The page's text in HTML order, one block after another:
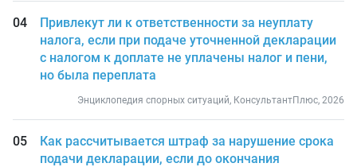
Привлекут ли к ответственности за неуплату
налога, если при подаче уточненной декларации
с налогом к доплате не уплачены налог и пени,
но была переплата
Энциклопедия спорных ситуаций, КонсультантПлюс, 2026
Как рассчитывается штраф за нарушение срока
подачи декларации, если до окончания